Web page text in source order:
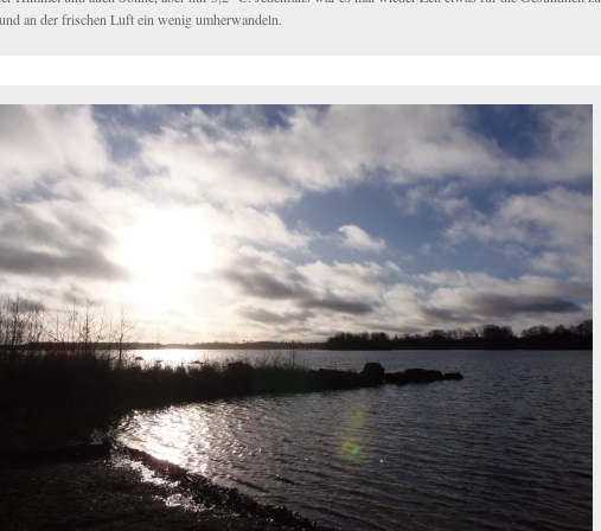
an der frischen Luft ein wenig umherwandeln.